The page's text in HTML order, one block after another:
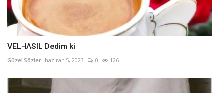
VELHASIL Dedim ki
Güzel Sözler haziran 5, 2023 0 126